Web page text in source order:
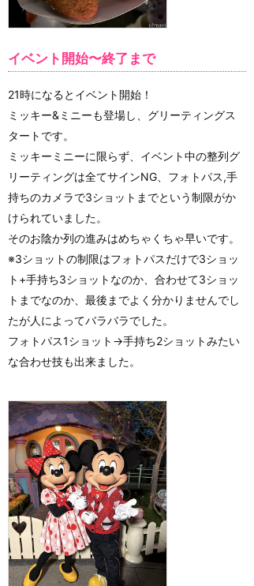
イベント開始〜終了まで
21時になるとイベント開始！
ミッキー&ミニーも登場し、グリーティングス
タートです。
ミッキーミニーに限らず、イベント中の整列グ
リーティングは全てサインNG、フォトパス,手
持ちのカメラで3ショットまでという制限がか
けられていました。
そのお陰か列の進みはめちゃくちゃ早いです。
※3ショットの制限はフォトパスだけで3ショッ
ト+手持ち3ショットなのか、合わせて3ショッ
トまでなのか、最後までよく分かりませんでし
たが人によってバラバラでした。
フォトパス1ショット→手持ち2ショットみたい
な合わせ技も出来ました。